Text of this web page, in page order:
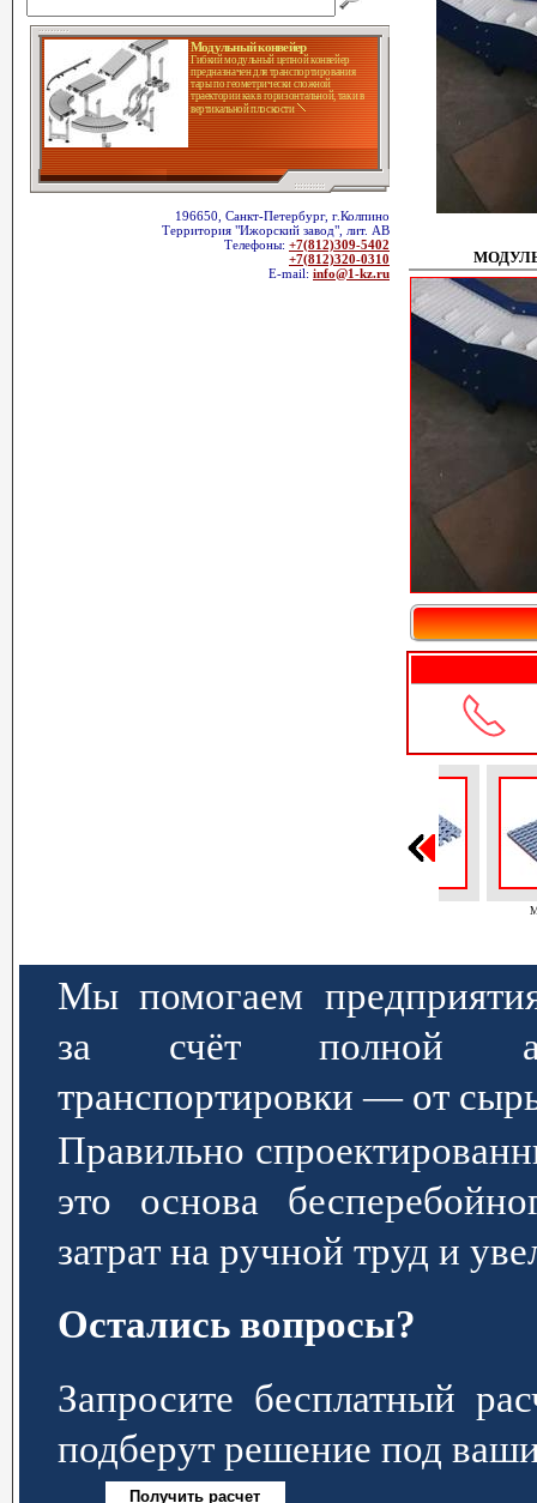
Модульный конвейер
Гибкий модульный цепной конвейер
предназначен для транспортирования
тары по геометрически сложной
траектории как в горизонтальной, так и в
вертикальной плоскости
196650, Санкт-Петербург, г.Колпино
Территория "Ижорский завод", лит. АВ
Телефоны: +7(812)309-5402
+7(812)320-0310
E-mail: info@1-kz.ru
Мы помогаем
за счёт полной
транспортировки — от
Правильно
это основа
затрат на ручной труд и
Остались вопросы?
Запросите бесплатный
подберут решение под